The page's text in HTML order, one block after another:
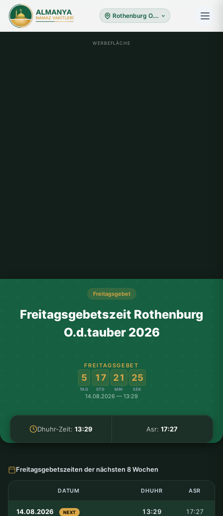
Rothenburg O.d.tauber
WERBEFLÄCHE
Freitagsgebet
Freitagsgebetszeit Rothenburg
O.d.tauber 2026
FREITAGSGEBET
5
TAG
: 17
STD
: 21
MIN
: 25
SEK
14.08.2026 — 13:29
Dhuhr-Zeit: 13:29 Asr:17:27
Freitagsgebetszeiten der nächsten 8 Wochen
DATUM DHUHR ASR
14.08.2026 NEXT 13:29 17:27